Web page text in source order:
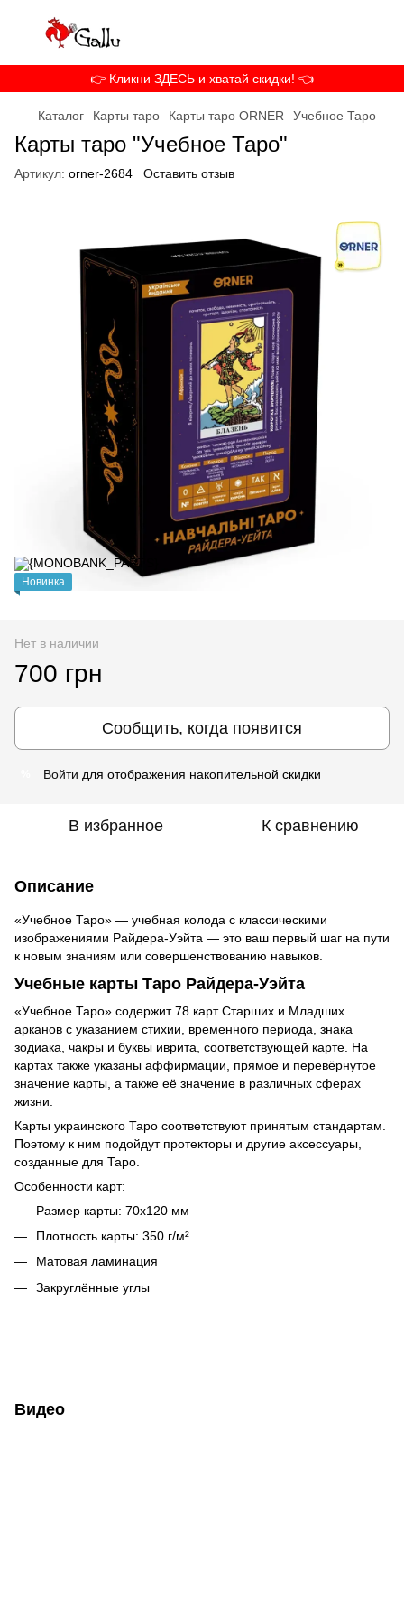
👉 Кликни ЗДЕСЬ и хватай скидки! 👈
Каталог Карты таро Карты таро ORNER Учебное Таро
Карты таро "Учебное Таро"
Артикул: orner-2684 Оставить отзыв
Новинка
Нет в наличии
700 грн
Сообщить, когда появится
Войти для отображения накопительной скидки
В избранное К сравнению
Описание
«Учебное Таро» — учебная колода с классическими
изображениями Райдера-Уэйта — это ваш первый шаг на пути
к новым знаниям или совершенствованию навыков.
Учебные карты Таро Райдера-Уэйта
«Учебное Таро» содержит 78 карт Старших и Младших
арканов с указанием стихии, временного периода, знака
зодиака, чакры и буквы иврита, соответствующей карте. На
картах также указаны аффирмации, прямое и перевёрнутое
значение карты, а также её значение в различных сферах
жизни.
Карты украинского Таро соответствуют принятым стандартам.
Поэтому к ним подойдут протекторы и другие аксессуары,
созданные для Таро.
Особенности карт:
Размер карты: 70х120 мм
Плотность карты: 350 г/м²
Матовая ламинация
Закруглённые углы
Видео